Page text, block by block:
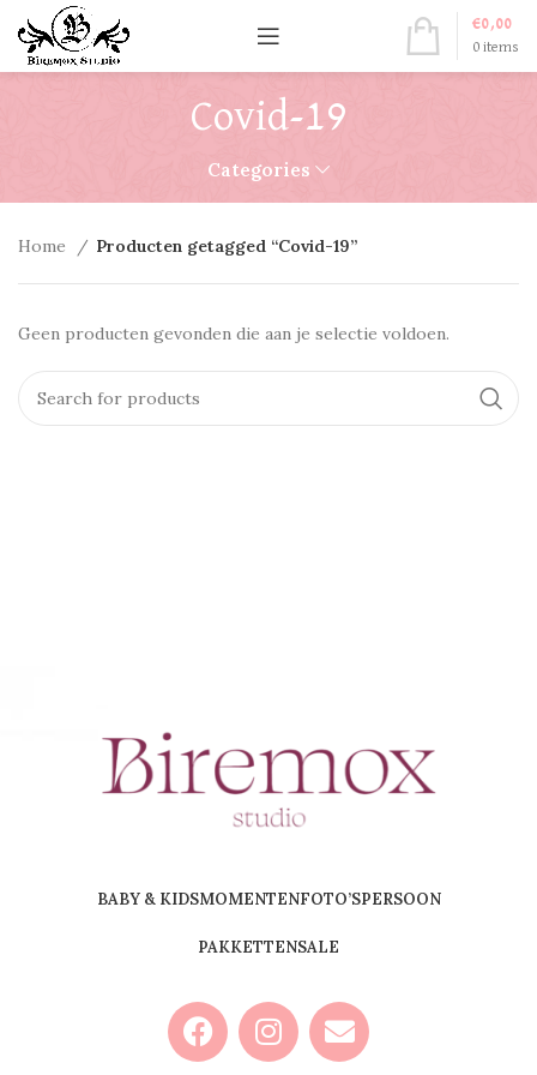
0 items
€0,00
Covid-19
Categories
Home Producten getagged “Covid-19”
Geen producten gevonden die aan je selectie voldoen.
BABY & KIDSMOMENTENFOTO’SPERSOON
PAKKETTENSALE